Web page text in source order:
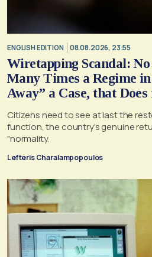
ENGLISH EDITION 08.08.2026, 23:55
Wiretapping Scandal:
Many Times a Regime
Away” a Case, that
Citizens need to see at last the
function, the country's genuine
"normality.
Lefteris Charalampopoulos